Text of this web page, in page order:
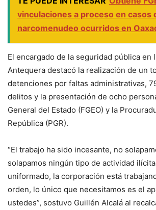
vinculaciones a proceso en casos
narcomenudeo ocurridos en
El encargado de la seguridad pública en
Antequera destacó la realización de un
detenciones por faltas administrativas,
delitos y la presentación de ocho
General del Estado (FGEO) y la
República (PGR).
“El trabajo ha sido incesante, no
solapamos ningún tipo de actividad
uniformado, la corporación está
orden, lo único que necesitamos es el
ustedes”, sostuvo Guillén Alcalá al